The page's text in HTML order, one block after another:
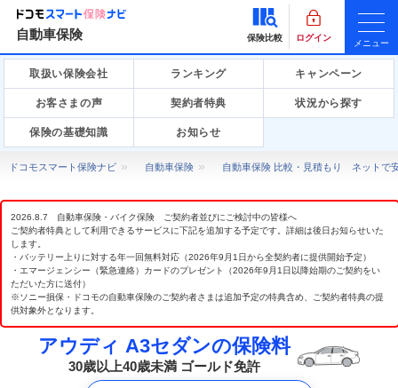
自動車保険 保険比較 ログイン
メニュー
取扱い保険会社 ランキング キャンペーン
お客さまの声 契約者特典 状況から探す
保険の基礎知識 お知らせ
ドコモスマート保険ナビ 自動車保険 自動車保険 比較・見積もり ネットで
2026.8.7 自動車保険・バイク保険 ご契約者並びにご検討中の皆様へ
ご契約者特典として利用できるサービスに下記を追加する予定です。詳細は後日お知らせいた
します。
・バッテリー上りに対する年一回無料対応（2026年9月1日から全契約者に提供開始予定）
・エマージェンシー（緊急連絡）カードのプレゼント（2026年9月1日以降始期のご契約をい
ただいた方に送付）
※ソニー損保・ドコモの自動車保険のご契約者さまは追加予定の特典含め、ご契約者特典の提
供対象外となります。
アウディ A3セダンの保険料
30歳以上40歳未満 ゴールド免許